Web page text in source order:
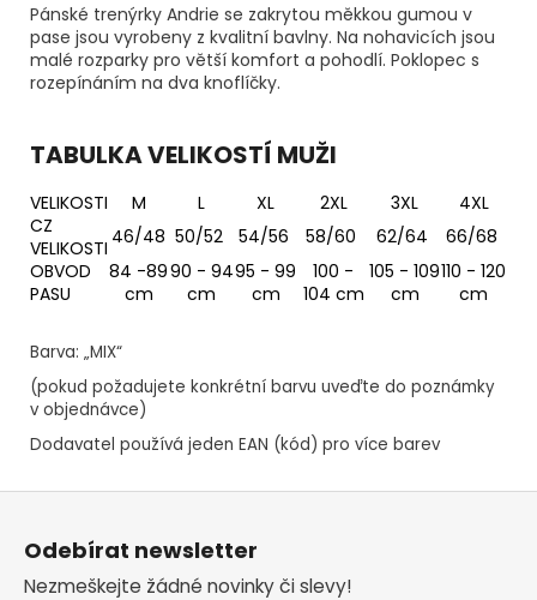
Pánské trenýrky Andrie se zakrytou měkkou gumou v
pase jsou vyrobeny z kvalitní bavlny. Na nohavicích jsou
malé rozparky pro větší komfort a pohodlí. Poklopec s
rozepínáním na dva knoflíčky.
TABULKA VELIKOSTÍ MUŽI
VELIKOSTI M L XL 2XL 3XL
4XL
CZ
VELIKOSTI 46/48 50/52 54/56 58/60 62/64
66/68
OBVOD
PASU
84 -89
cm
90 - 94
cm
95 - 99
cm
100 -
104 cm
105 - 109
cm
110 - 120
cm
Barva: „MIX“
(pokud požadujete konkrétní barvu uveďte do poznámky
v objednávce)
Dodavatel používá jeden EAN (kód) pro více barev
Z
Odebírat newsletter
Nezmeškejte žádné novinky či slevy!